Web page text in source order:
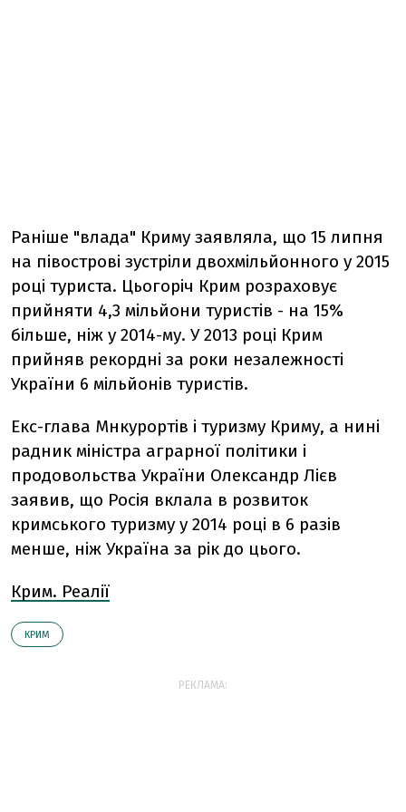
Раніше "влада" Криму заявляла, що 15 липня
на півострові зустріли двохмільйонного у 2015
році туриста. Цьогоріч Крим розраховує
прийняти 4,3 мільйони туристів - на 15%
більше, ніж у 2014-му. У 2013 році Крим
прийняв рекордні за роки незалежності
України 6 мільйонів туристів.
Екс-глава Мнкурортів і туризму Криму, а нині
радник міністра аграрної політики і
продовольства України Олександр Лієв
заявив, що Росія вклала в розвиток
кримського туризму у 2014 році в 6 разів
менше, ніж Україна за рік до цього.
Крим. Реалії
КРИМ
РЕКЛАМА: